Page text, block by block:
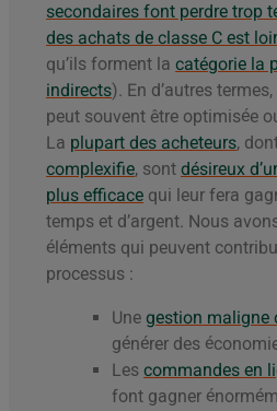
secondaires font perdre trop
des achats de classe C est
qu’ils forment la catégorie la
indirects). En d’autres
peut souvent être optimisée
La plupart des acheteurs,
complexifie, sont désireux
plus efficace qui leur fera
temps et d’argent. Nous
éléments qui peuvent
processus :
Une gestion maligne
générer des
Les commandes en
font gagner